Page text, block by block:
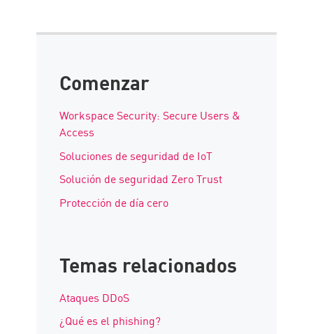
Comenzar
Workspace Security: Secure Users &
Access
Soluciones de seguridad de IoT
Solución de seguridad Zero Trust
Protección de día cero
Temas relacionados
Ataques DDoS
¿Qué es el phishing?